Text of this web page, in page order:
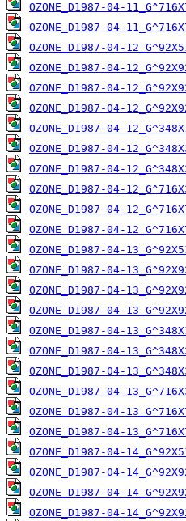
OZONE_D1987-04-
OZONE_D1987-04-
OZONE_D1987-04-
OZONE_D1987-04-
OZONE_D1987-04-
OZONE_D1987-04-
OZONE_D1987-04-
OZONE_D1987-04-
OZONE_D1987-04-
OZONE_D1987-04-
OZONE_D1987-04-
OZONE_D1987-04-
OZONE_D1987-04-
OZONE_D1987-04-
OZONE_D1987-04-
OZONE_D1987-04-
OZONE_D1987-04-
OZONE_D1987-04-
OZONE_D1987-04-
OZONE_D1987-04-
OZONE_D1987-04-
OZONE_D1987-04-
OZONE_D1987-04-
OZONE_D1987-04-
OZONE_D1987-04-
OZONE_D1987-04-